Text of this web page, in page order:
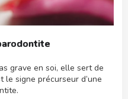
grave en soi, elle sert de
le signe précurseur d’une